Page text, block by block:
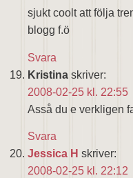
sjukt coolt att följa
blogg f.ö
Svara
Kristina skriver:
2008-02-25 kl. 22:55
Asså du e verkligen
Svara
Jessica H skriver:
2008-02-25 kl. 22:12